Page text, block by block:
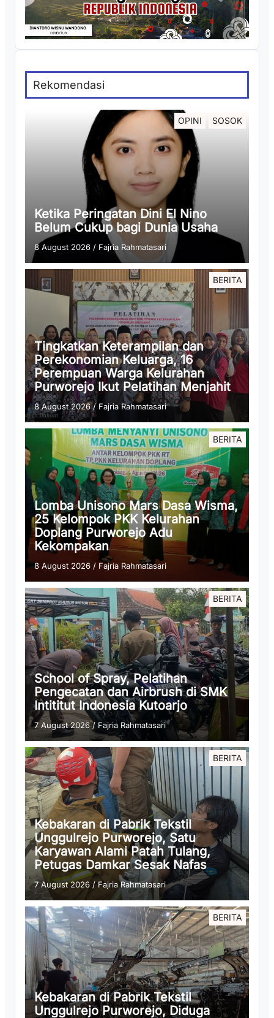
Rekomendasi
OPINI SOSOK
Ketika Peringatan Dini El Nino
Belum Cukup bagi Dunia Usaha
8 August 2026 / Fajria Rahmatasari
BERITA
Tingkatkan Keterampilan dan
Perekonomian Keluarga, 16
Perempuan Warga Kelurahan
Purworejo Ikut Pelatihan Menjahit
8 August 2026/ Fajria Rahmatasari
BERITA
Lomba Unisono Mars Dasa Wisma,
25 Kelompok PKK Kelurahan
Doplang Purworejo Adu
Kekompakan
8 August 2026 / Fajria Rahmatasari
BERITA
School of Spray, Pelatihan
Pengecatan dan Airbrush di SMK
Intititut Indonesia Kutoarjo
7 August 2026/ Fajria Rahmatasari
BERITA
Kebakaran di Pabrik Tekstil
Unggulrejo Purworejo, Satu
Karyawan Alami Patah Tulang,
Petugas Damkar Sesak Nafas
7 August 2026 /Fajria Rahmatasari
BERITA
Kebakaran di Pabrik Tekstil
Unggulrejo Purworejo, Diduga